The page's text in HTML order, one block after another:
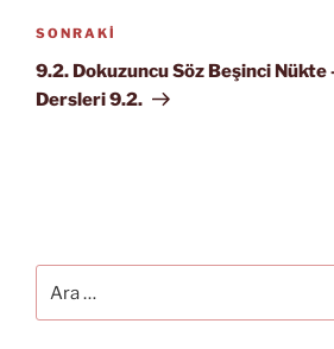
Sonraki
Yazı
SONRAKI
9.2. Dokuzuncu Söz Beşinci
Dersleri 9.2.